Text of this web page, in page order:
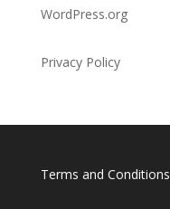
WordPress.org
Privacy Policy
Terms and Conditions